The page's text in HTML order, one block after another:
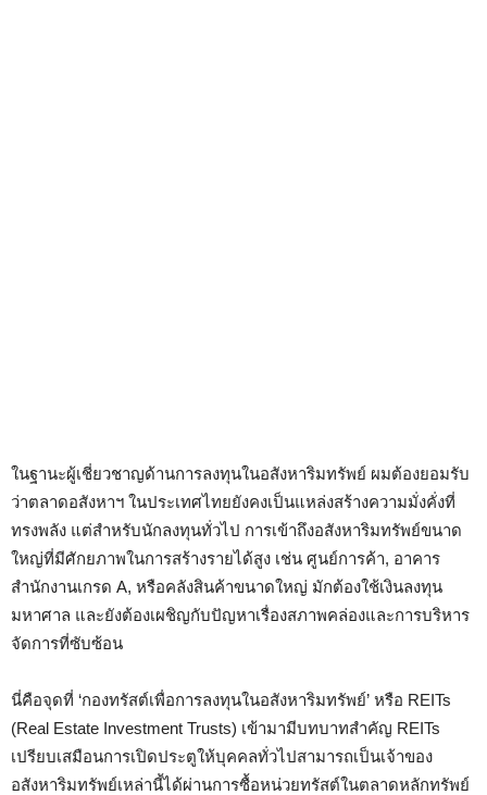
ในฐานะผู้เชี่ยวชาญด้านการลงทุนในอสังหาริมทรัพย์ ผมต้องยอมรับ
ว่าตลาดอสังหาฯ ในประเทศไทยยังคงเป็นแหล่งสร้างความมั่งคั่งที่
ทรงพลัง แต่สำหรับนักลงทุนทั่วไป การเข้าถึงอสังหาริมทรัพย์ขนาด
ใหญ่ที่มีศักยภาพในการสร้างรายได้สูง เช่น ศูนย์การค้า, อาคาร
สำนักงานเกรด A, หรือคลังสินค้าขนาดใหญ่ มักต้องใช้เงินลงทุน
มหาศาล และยังต้องเผชิญกับปัญหาเรื่องสภาพคล่องและการบริหาร
จัดการที่ซับซ้อน
นี่คือจุดที่ ‘กองทรัสต์เพื่อการลงทุนในอสังหาริมทรัพย์’ หรือ REITs
(Real Estate Investment Trusts) เข้ามามีบทบาทสำคัญ REITs
เปรียบเสมือนการเปิดประตูให้บุคคลทั่วไปสามารถเป็นเจ้าของ
อสังหาริมทรัพย์เหล่านี้ได้ผ่านการซื้อหน่วยทรัสต์ในตลาดหลักทรัพย์